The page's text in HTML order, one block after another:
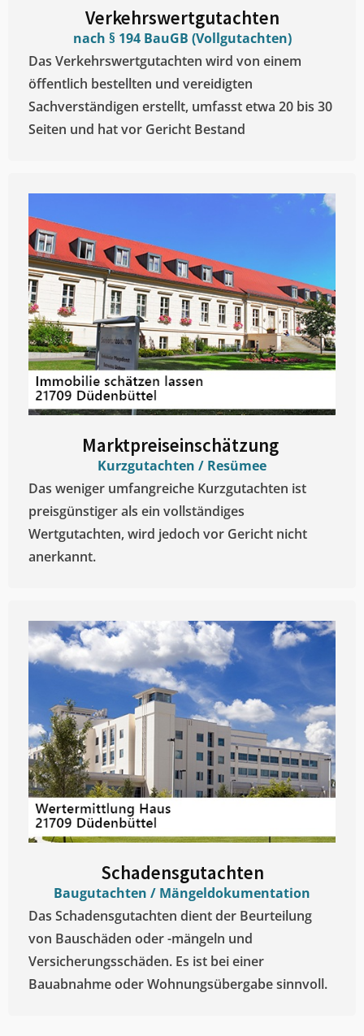
Verkehrswertgutachten
nach § 194 BauGB (Vollgutachten)
Das Verkehrswertgutachten wird von einem
öffentlich bestellten und vereidigten
Sachverständigen erstellt, umfasst etwa 20 bis 30
Seiten und hat vor Gericht Bestand
Marktpreiseinschätzung ​
Kurzgutachten / Resümee
Das weniger umfangreiche Kurzgutachten ist
preisgünstiger als ein vollständiges
Wertgutachten, wird jedoch vor Gericht nicht
anerkannt.
Schadensgutachten
Baugutachten / Mängeldokumentation
Das Schadensgutachten dient der Beurteilung
von Bauschäden oder -mängeln und
Versicherungsschäden. Es ist bei einer
Bauabnahme oder Wohnungsübergabe sinnvoll.